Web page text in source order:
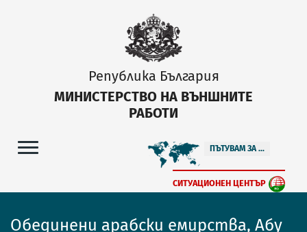
Република България
МИНИСТЕРСТВО НА ВЪНШНИТЕ
РАБОТИ
ПЪТУВАМ ЗА ...
СИТУАЦИОНЕН ЦЕНТЪР
Обединени арабски емирства, Абу